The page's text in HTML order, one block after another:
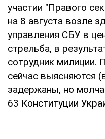
участии "Правого
на 8 августа возле
управления СБУ в
стрельба, в
сотрудник милиции.
сейчас выясняются
задержаны, но
63 Конституции